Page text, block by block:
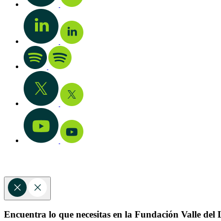
Encuentra lo que necesitas en la Fundación Valle del